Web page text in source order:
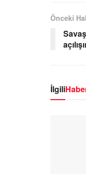
Önceki
İlgili